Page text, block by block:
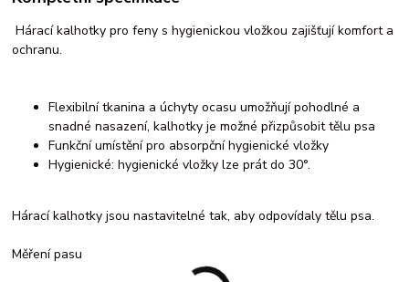
Hárací kalhotky pro feny s hygienickou vložkou zajišťují komfort a
ochranu.
Flexibilní tkanina a úchyty ocasu umožňují pohodlné a
snadné nasazení, kalhotky je možné přizpůsobit tělu psa
Funkční umístění pro absorpční hygienické vložky
Hygienické: hygienické vložky lze prát do 30°.
Hárací kalhotky jsou nastavitelné tak, aby odpovídaly tělu psa.
Měření pasu